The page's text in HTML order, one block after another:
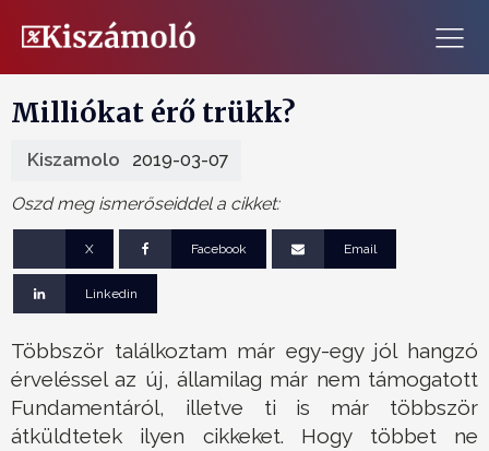
Milliókat érő trükk?
Kiszamolo 2019-03-07
Oszd meg ismerőseiddel a cikket:
X Facebook Email
Linkedin
Többször találkoztam már egy-egy jól hangzó
érveléssel az új, államilag már nem támogatott
Fundamentáról, illetve ti is már többször
átküldtetek ilyen cikkeket. Hogy többet ne